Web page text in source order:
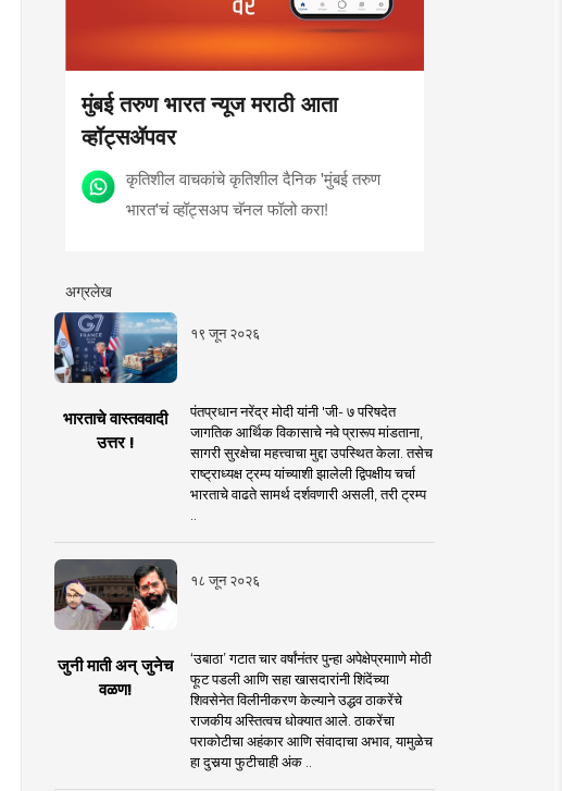
मुंबई तरुण भारत न्यूज मराठी आता
व्हॉट्सॲपवर
कृतिशील वाचकांचे कृतिशील दैनिक 'मुंबई तरुण
भारत'चं व्हॉट्सअप चॅनल फॉलो करा!
अग्रलेख
१९ जून २०२६
भारताचे वास्तववादी
उत्तर !
पंतप्रधान नरेंद्र मोदी यांनी 'जी- ७ परिषदेत
जागतिक आर्थिक विकासाचे नवे प्रारूप मांडताना,
सागरी सुरक्षेचा महत्त्वाचा मुद्दा उपस्थित केला. तसेच
राष्ट्राध्यक्ष ट्रम्प यांच्याशी झालेली द्विपक्षीय चर्चा
भारताचे वाढते सामर्थ दर्शवणारी असली, तरी ट्रम्प
१८ जून २०२६
जुनी माती अन् जुनेच
वळण!
‘उबाठा’ गटात चार वर्षांनंतर पुन्हा अपेक्षेप्रमााणे मोठी
फूट पडली आणि सहा खासदारांनी शिंदेंच्या
शिवसेनेत विलीनीकरण केल्याने उद्धव ठाकरेंचे
राजकीय अस्तित्वच धोक्यात आले. ठाकरेंचा
पराकोटीचा अहंकार आणि संवादाचा अभाव, यामुळेच
हा दुसर्‍या फुटीचाही अंक ..